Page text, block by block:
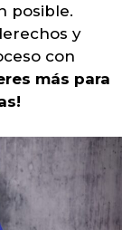
posible.
y
con
más para